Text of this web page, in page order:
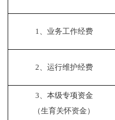
1、业务工作经费
2、运行维护经费
3、 本级专项资金
（生育关怀资金）